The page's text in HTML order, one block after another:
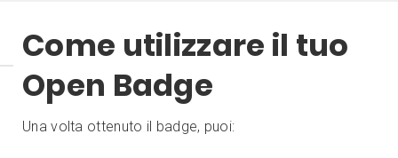
Come utilizzare il tuo
Open Badge
Una volta ottenuto il badge, puoi: